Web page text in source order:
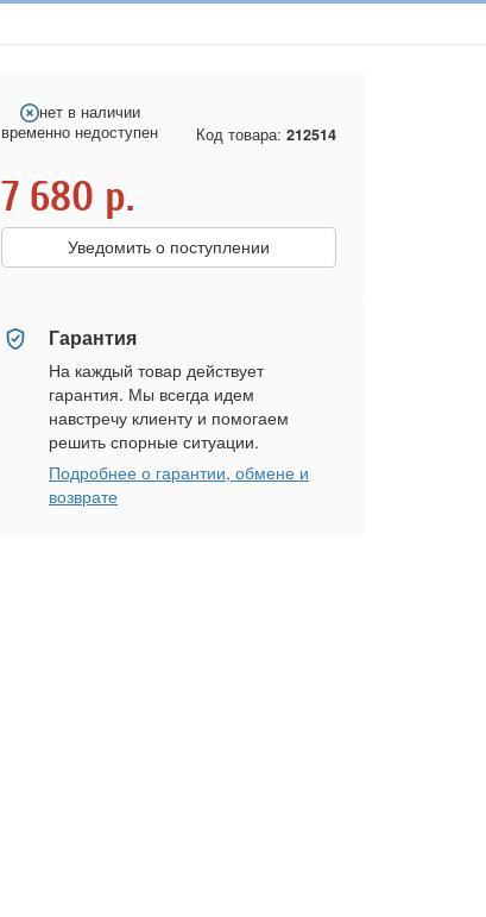
нет в наличии
временно недоступен
Код товара: 212514
7 680 р.
Уведомить о поступлении
Гарантия
На каждый товар действует
гарантия. Мы всегда идем
навстречу клиенту и помогаем
решить спорные ситуации.
Подробнее о гарантии, обмене и
возврате